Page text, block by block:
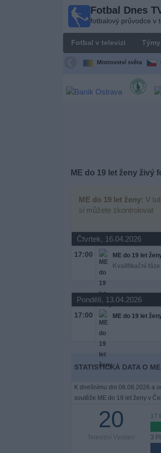
Fotbal Dnes
fotbalový průvodce v
Fotbal v televizi Týmy
Mistrovství světa
ME do 19 let ženy živý
ME do 19 let ženy: V
si můžete zkontrolovat
Čtvrtek, 16.04.2026
17:00
ME do 19 let
Kvalifikační fáze
Pondělí, 13.04.2026
17:00 ME do 19 let
STATISTICKÁ DATA O
K dnešnímu dni 06.08.2026 a
soutěže ME do 19 let ženy v
20
Televizní Vysílání
17
3